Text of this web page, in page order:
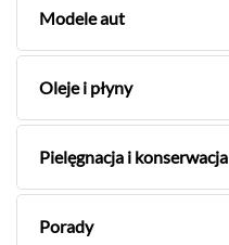
Modele aut
Oleje i płyny
Pielęgnacja i konserwacja
Porady